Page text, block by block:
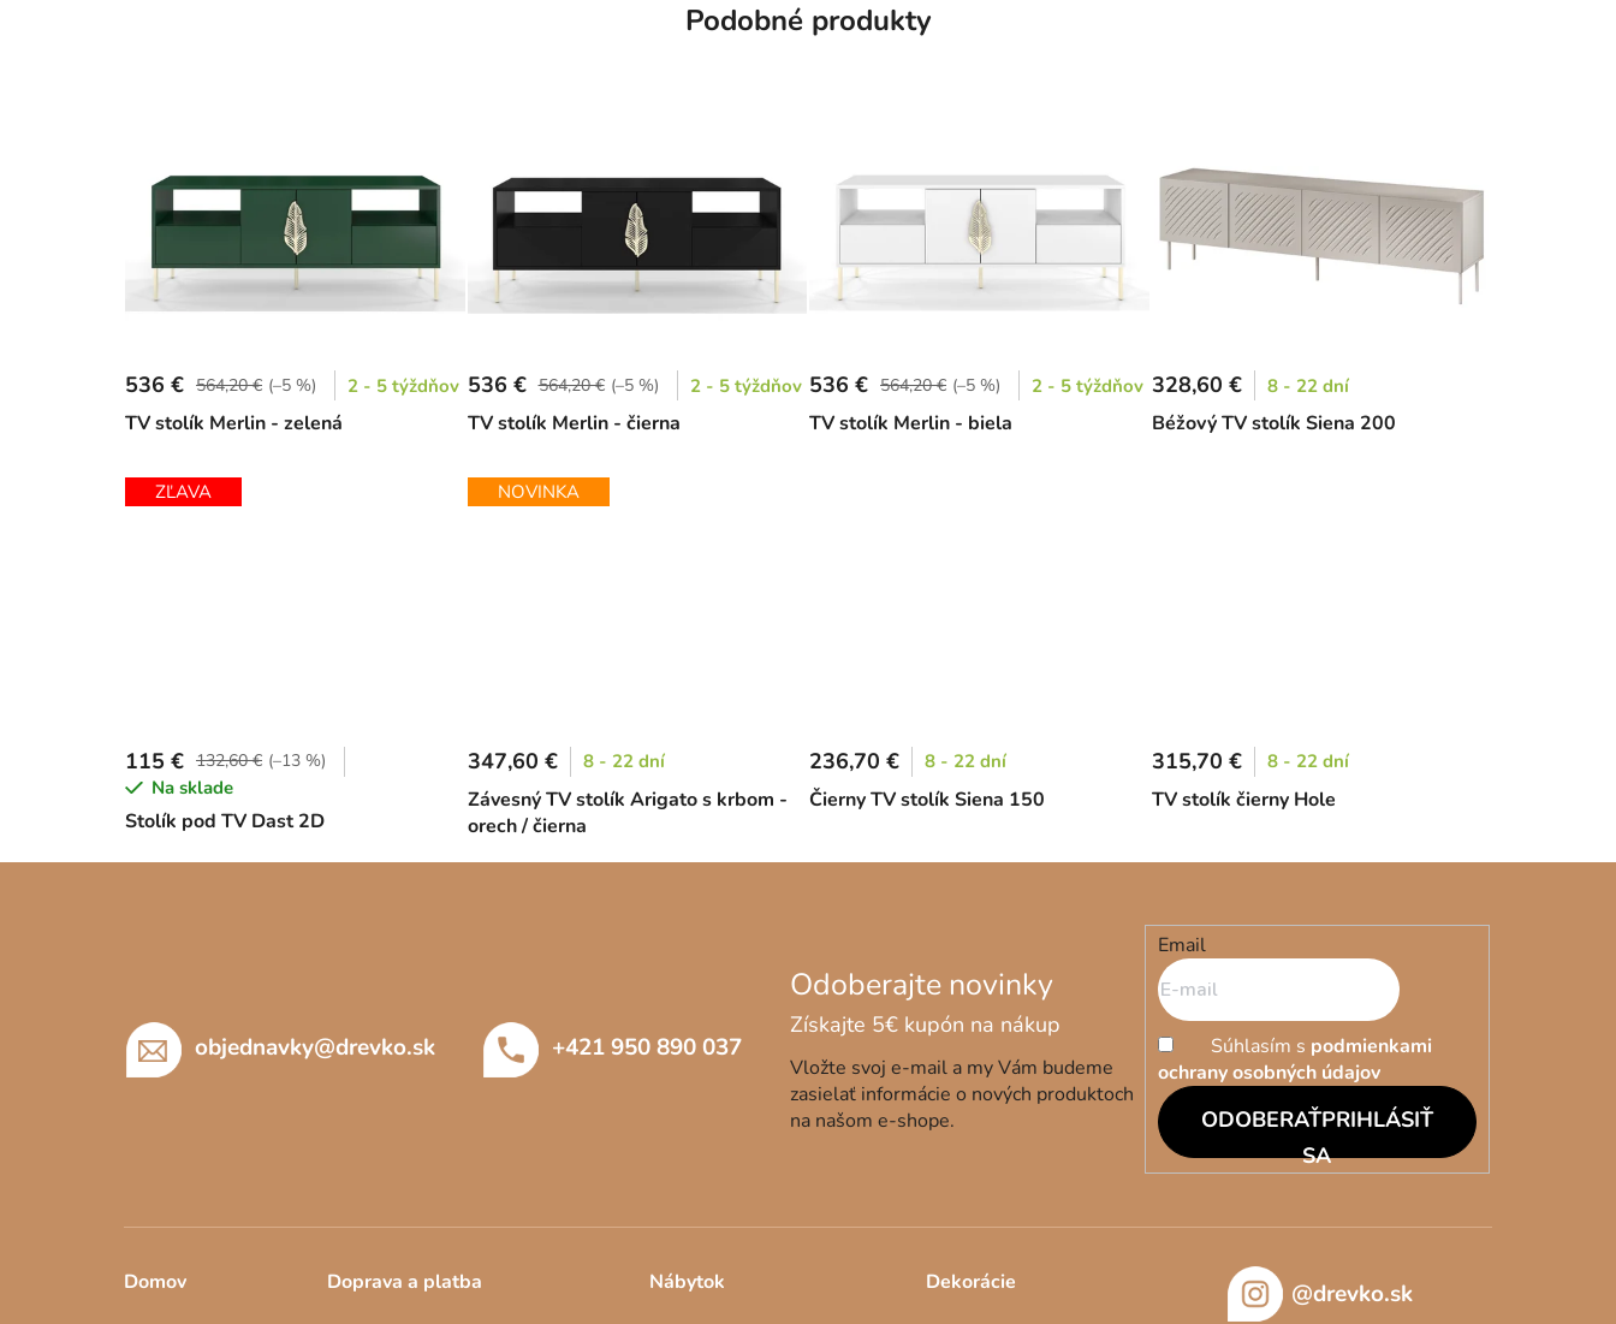
Podobné produkty
TV stolík Merlin - zelená
536 € 564,20 € (–5 %) 2 - 5 týždňov
TV stolík Merlin - čierna
536 € 564,20 € (–5 %) 2 - 5 týždňov
TV stolík Merlin - biela
536 € 564,20 € (–5 %) 2 - 5 týždňov
Béžový TV stolík Siena 200
328,60 € 8 - 22 dní
ZĽAVA
Stolík pod TV Dast 2D
115 € 132,60 € (–13 %)
Na sklade
NOVINKA
Závesný TV stolík Arigato s krbom -
orech / čierna
347,60 € 8 - 22 dní
Čierny TV stolík Siena 150
236,70 € 8 - 22 dní
TV stolík čierny Hole
315,70 € 8 - 22 dní
objednavky@drevko.sk +421 950 890 037
Vložte svoj e-mail a my Vám budeme
zasielať informácie o nových produktoch
na našom e-shope.
Email
Súhlasím s podmienkami
ochrany osobných údajov
PRIHLÁSIŤ
SA
Domov Doprava a platba Nábytok Dekorácie @drevko.sk